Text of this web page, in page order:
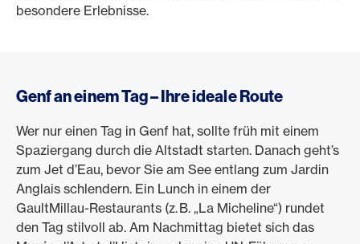
besondere Erlebnisse.
Genf an einem Tag – Ihre ideale Route
Wer nur einen Tag in Genf hat, sollte früh mit einem
Spaziergang durch die Altstadt starten. Danach geht’s
zum Jet d’Eau, bevor Sie am See entlang zum Jardin
Anglais schlendern. Ein Lunch in einem der
GaultMillau-Restaurants (z. B. „La Micheline“) rundet
den Tag stilvoll ab. Am Nachmittag bietet sich das